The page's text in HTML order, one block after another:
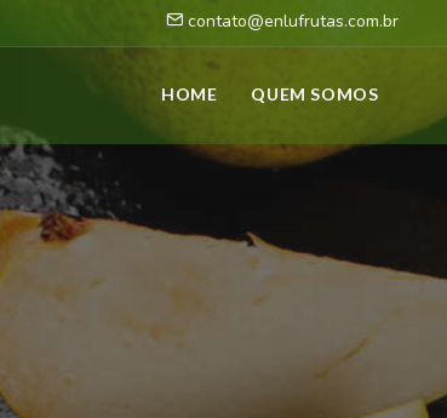
contato@enlufrutas.com.br
HOME QUEM SOMOS